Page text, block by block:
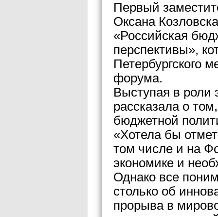
Первый
Оксана
«Российская
перспективы»,
Петербургского
форума.
Выступая в роли
рассказала о
бюджетной
«Хотела бы
том числе и на
экономике и
Однако все
столько об
прорыва в